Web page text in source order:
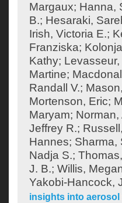
Margaux; Hanna,
B.; Hesaraki,
Irish, Victoria E.;
Franziska;
Kathy;
Martine;
Randall V.;
Mortenson, Eric;
Maryam; Norman,
Jeffrey R.;
Hannes; Sharma,
Nadja S.;
J. B.; Willis,
Yakobi-Hancock,
insights into aerosol